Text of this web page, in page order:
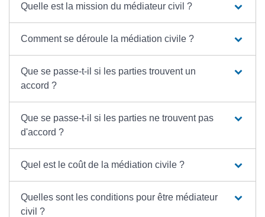
Quelle est la mission du médiateur civil ?
Comment se déroule la médiation civile ?
Que se passe-t-il si les parties trouvent un
accord ?
Que se passe-t-il si les parties ne trouvent pas
d'accord ?
Quel est le coût de la médiation civile ?
Quelles sont les conditions pour être médiateur
civil ?